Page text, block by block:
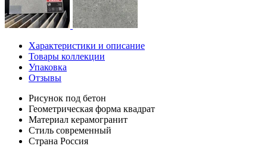
Характеристики и описание
Товары коллекции
Упаковка
Отзывы
Рисунок под бетон
Геометрическая форма квадрат
Материал керамогранит
Стиль современный
Страна Россия